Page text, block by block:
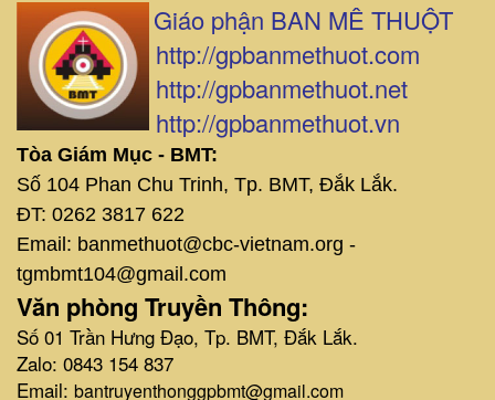
Giáo phận BAN MÊ THUỘT
http://gpbanmethuot.com
http://gpbanmethuot.net
http://gpbanmethuot.vn
Tòa Giám Mục - BMT:
Số 104 Phan Chu Trinh, Tp. BMT, Đắk Lắk.
ĐT: 0262 3817 622
Email: banmethuot@cbc-vietnam.org -
tgmbmt104@gmail.com
Văn phòng Truyền Thông:
Số 01 Trần Hưng Đạo, Tp. BMT, Đắk Lắk.
Zalo: 0843 154 837
Email: bantruyenthonggpbmt@gmail.com